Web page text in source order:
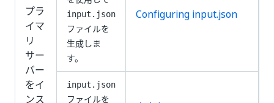
プラ
イマ
リ
サー
バー
をイ
ンス
input.json
ファイルを
生成しま
す。
Configuring input.json
input.json
ファイルを